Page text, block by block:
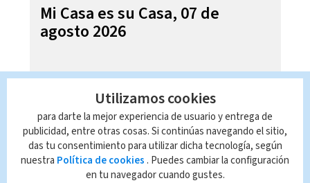
Mi Casa es su Casa, 07 de
agosto 2026
Utilizamos cookies
para darte la mejor experiencia de usuario y entrega de
publicidad, entre otras cosas. Si continúas navegando el sitio,
das tu consentimiento para utilizar dicha tecnología, según
nuestra Política de cookies . Puedes cambiar la configuración
en tu navegador cuando gustes.